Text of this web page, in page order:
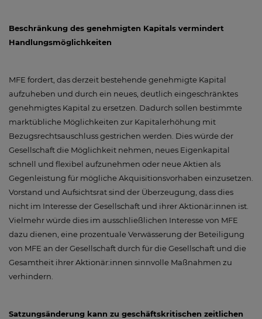
Beschränkung des genehmigten Kapitals vermindert
Handlungsmöglichkeiten
MFE fordert, das derzeit bestehende genehmigte Kapital
aufzuheben und durch ein neues, deutlich eingeschränktes
genehmigtes Kapital zu ersetzen. Dadurch sollen bestimmte
marktübliche Möglichkeiten zur Kapitalerhöhung mit
Bezugsrechtsauschluss gestrichen werden. Dies würde der
Gesellschaft die Möglichkeit nehmen, neues Eigenkapital
schnell und flexibel aufzunehmen oder neue Aktien als
Gegenleistung für mögliche Akquisitionsvorhaben einzusetzen.
Vorstand und Aufsichtsrat sind der Überzeugung, dass dies
nicht im Interesse der Gesellschaft und ihrer Aktionär:innen ist.
Vielmehr würde dies im ausschließlichen Interesse von MFE
dazu dienen, eine prozentuale Verwässerung der Beteiligung
von MFE an der Gesellschaft durch für die Gesellschaft und die
Gesamtheit ihrer Aktionär:innen sinnvolle Maßnahmen zu
verhindern.
Satzungsänderung kann zu geschäftskritischen zeitlichen